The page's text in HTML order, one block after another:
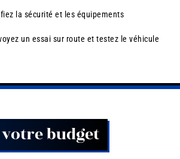
la sécurité et les équipements
un essai sur route et testez le véhicule
votre budget